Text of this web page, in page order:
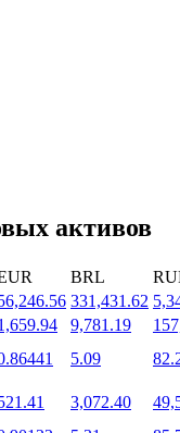
токенов
активов
BRL
331,431.62
9,781.19
5.09
3,072.40